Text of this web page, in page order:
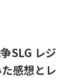
SLG レジ
感想とレ